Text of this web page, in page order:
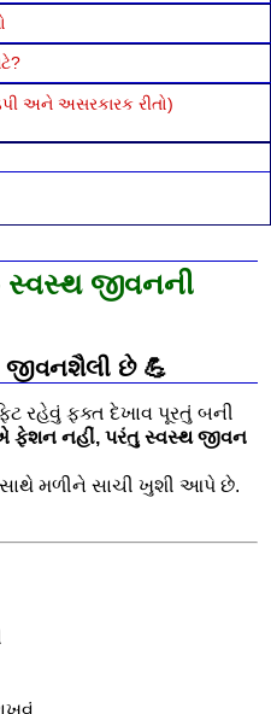
અને અસરકારક રીતો)
જીવનની
છે 💪
રહેવું ફક્ત દેખાવ પૂરતું બની
ફેશન નહીં, પરંતુ સ્વસ્થ જીવન
મળીને સાચી ખુશી આપે છે.